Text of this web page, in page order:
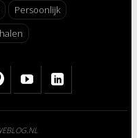
Persoonlijk